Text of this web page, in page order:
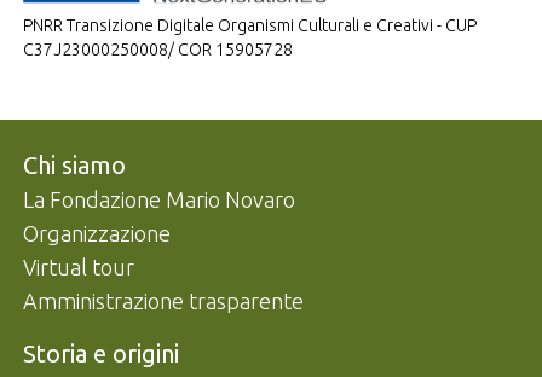
PNRR Transizione Digitale Organismi Culturali e Creativi - CUP
C37J23000250008/ COR 15905728
Navigazione footer
Chi siamo
La Fondazione Mario Novaro
Organizzazione
Virtual tour
Amministrazione trasparente
Storia e origini